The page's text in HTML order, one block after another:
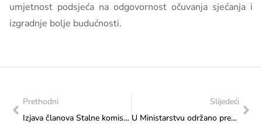
umjetnost podsjeća na odgovornost očuvanja sjećanja i
izgradnje bolje budućnosti.
Prethodni
Izjava članova Stalne komisije za provođenje postupaka javne nabavke u 2026. godini o nepristranosti, povjerljivosti i nepostojanju sukoba interesa
Slijedeći
U Ministarstvu održano predavanje „Budućnost arheoloških istraživanja u digitalnom dobu“